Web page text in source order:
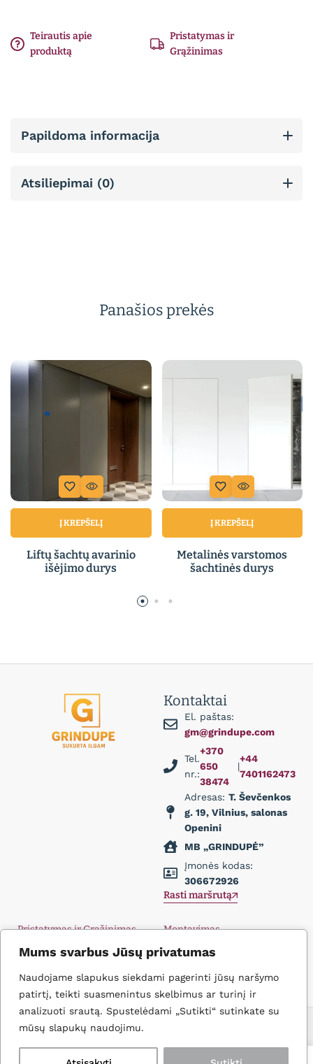
Mums svarbus Jūsų privatumas
Naudojame slapukus siekdami pagerinti jūsų naršymo
patirtį, teikti suasmenintus skelbimus ar turinį ir
analizuoti srautą. Spustelėdami „Sutikti“ sutinkate su
mūsų slapukų naudojimu.
Teirautis apie
produktą
Pristatymas ir
Grąžinimas
Papildoma informacija
Atsiliepimai (0)
Panašios prekės
Į KREPŠELĮ
Liftų šachtų avarinio
išėjimo durys
Į KREPŠELĮ
Metalinės varstomos
šachtinės durys
Kontaktai
El. paštas:
gm@grindupe.com
Tel.
nr.:
+370
650
38474
|
+44
7401162473
Adresas: T. Ševčenkos
g. 19, Vilnius, salonas
Openini
MB „GRINDUPĖ”
Įmonės kodas:
306672926
Rasti maršrutą
Pristatymas ir Grąžinimas
Privatumo politika
Montavimas
Didmena
Kontaktai
© 2026 Grindupė. Visos Teisės Saugomos